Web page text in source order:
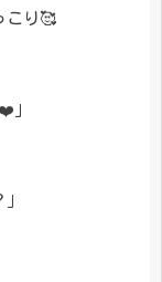
こり🥰
」